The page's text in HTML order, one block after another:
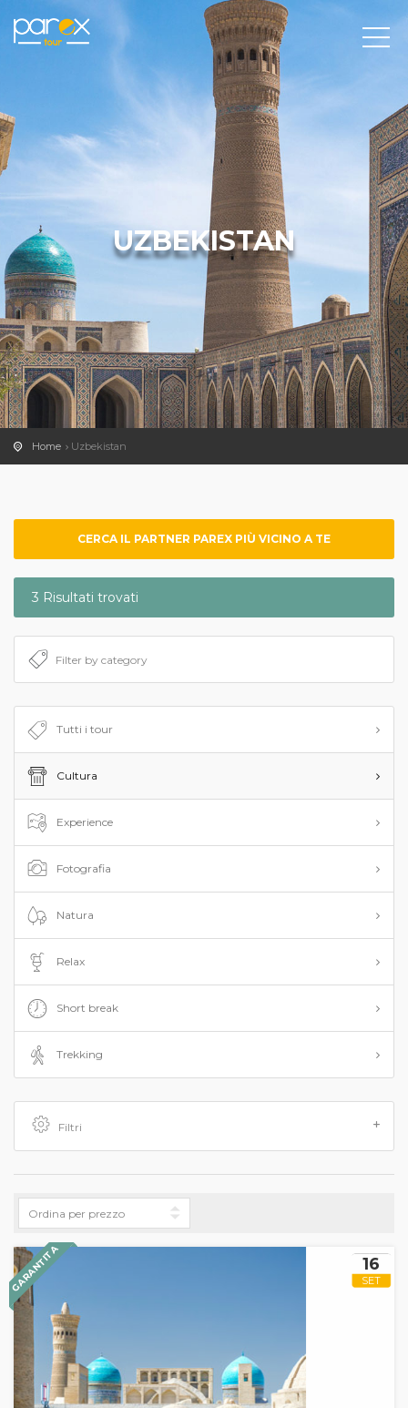
UZBEKISTAN
Home Uzbekistan
CERCA IL PARTNER PAREX PIÙ VICINO A TE
3 Risultati trovati
Tutti i tour
Cultura
Experience
Fotografia
Natura
Relax
Short break
Trekking
Filtri
GARANTITA 16
SET